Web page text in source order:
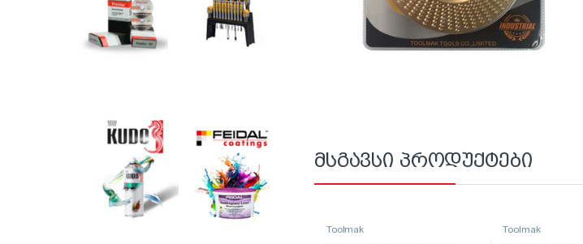
მსგავსი პროდუქტები
Toolmak Toolmak